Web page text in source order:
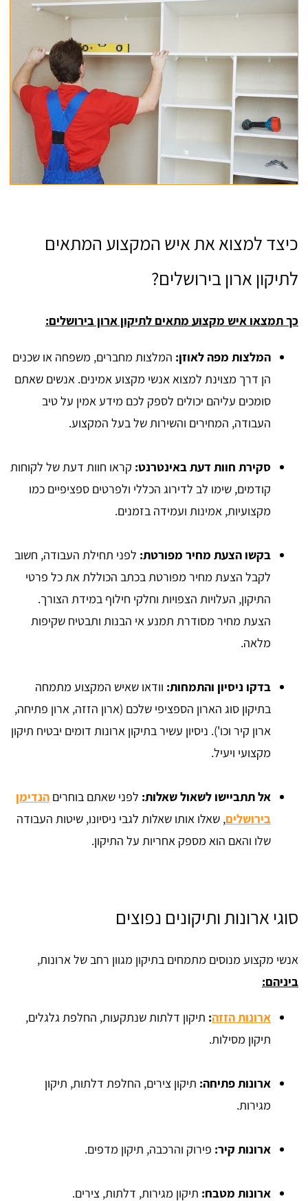
כיצד למצוא את איש המקצוע המתאים
לתיקון ארון בירושלים?
כך תמצאו איש מקצוע מתאים לתיקון ארון בירושלים:
המלצות מפה לאוזן: המלצות מחברים, משפחה או שכנים
הן דרך מצוינת למצוא אנשי מקצוע אמינים. אנשים שאתם
סומכים עליהם יכולים לספק לכם מידע אמין על טיב
העבודה, המחירים והשירות של בעל המקצוע.
סקירת חוות דעת באינטרנט: קראו חוות דעת של לקוחות
קודמים, שימו לב לדירוג הכללי ולפרטים ספציפיים כמו
מקצועיות, אמינות ועמידה בזמנים.
בקשו הצעת מחיר מפורטת: לפני תחילת העבודה, חשוב
לקבל הצעת מחיר מפורטת בכתב הכוללת את כל פרטי
התיקון, העלויות הצפויות וחלקי חילוף במידת הצורך.
הצעת מחיר מסודרת תמנע אי הבנות ותבטיח שקיפות
מלאה.
בדקו ניסיון והתמחות: וודאו שאיש המקצוע מתמחה
בתיקון סוג הארון הספציפי שלכם (ארון הזזה, ארון פתיחה,
ארון קיר וכו'). ניסיון עשיר בתיקון ארונות דומים יבטיח תיקון
מקצועי ויעיל.
אל תתביישו לשאול שאלות: לפני שאתם בוחרים הנדימן
בירושלים, שאלו אותו שאלות לגבי ניסיונו, שיטות העבודה
שלו והאם הוא מספק אחריות על התיקון.
סוגי ארונות ותיקונים נפוצים
אנשי מקצוע מנוסים מתמחים בתיקון מגוון רחב של ארונות,
ביניהם:
ארונות הזזה: תיקון דלתות שנתקעות, החלפת גלגלים,
תיקון מסילות.
ארונות פתיחה: תיקון צירים, החלפת דלתות, תיקון
מגירות.
ארונות קיר: פירוק והרכבה, תיקון מדפים.
ארונות מטבח: תיקון מגירות, דלתות, צירים.